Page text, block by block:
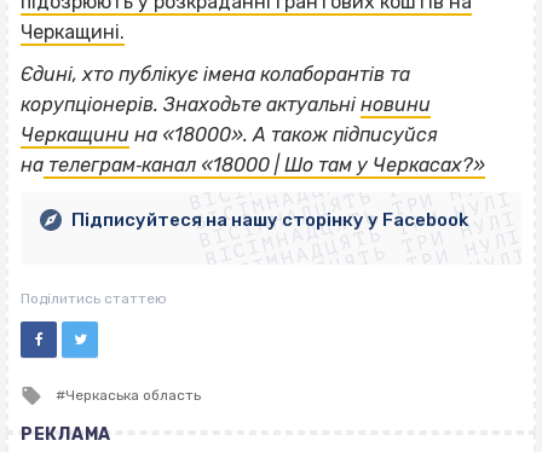
Черкащині.
Єдині, хто публікує імена колаборантів та
корупціонерів. Знаходьте актуальні новини
Черкащини на «18000». А також підписуйся
на телеграм‐канал «18000 | Шо там у Черкасах?»
ВІСІМНАДЦЯТЬ ТРИ НУЛІ
ВІСІМНАДЦЯТЬ ТРИ НУЛІ
ВІСІМНАДЦЯТЬ ТРИ НУЛІ
ВІСІМНАДЦЯТЬ ТРИ НУЛІ
ВІСІМНАДЦЯТЬ ТРИ НУЛІ
ВІСІМНАДЦЯТЬ ТРИ НУЛІ
ВІСІМНАДЦЯТЬ ТРИ НУЛІ
ВІСІМНАДЦЯТЬ ТРИ НУЛІ
Підписуйтеся на нашу сторінку у Facebook
Поділитись статтею
Tagged
Черкаська область
РЕКЛАМА